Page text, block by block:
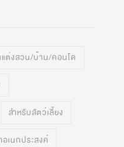
ต่งสวน/บ้าน/คอนโด
สำหรับสัตว์เลี้ยง
เนกประสงค์